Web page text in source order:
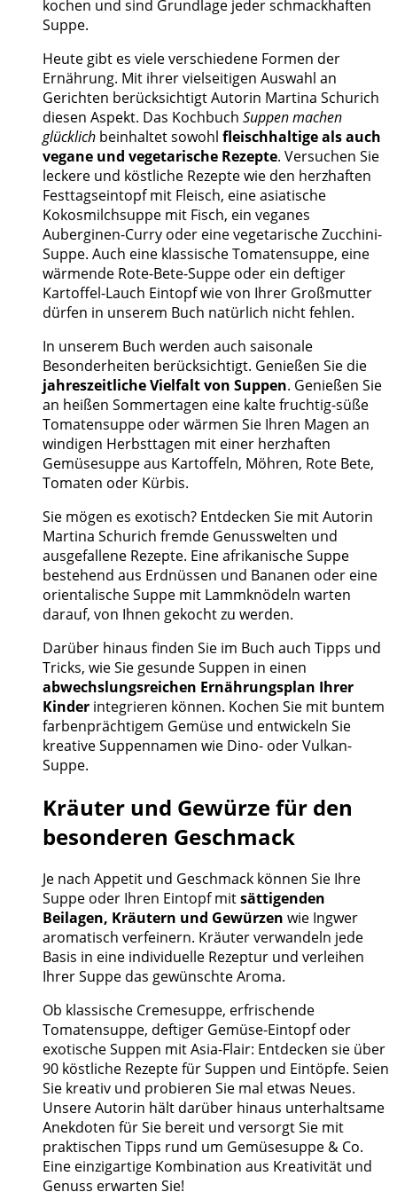
kochen und sind Grundlage jeder schmackhaften
Suppe.
Heute gibt es viele verschiedene Formen der
Ernährung. Mit ihrer vielseitigen Auswahl an
Gerichten berücksichtigt Autorin Martina Schurich
diesen Aspekt. Das Kochbuch Suppen machen
glücklich beinhaltet sowohl fleischhaltige als auch
vegane und vegetarische Rezepte. Versuchen Sie
leckere und köstliche Rezepte wie den herzhaften
Festtagseintopf mit Fleisch, eine asiatische
Kokosmilchsuppe mit Fisch, ein veganes
Auberginen-Curry oder eine vegetarische Zucchini-
Suppe. Auch eine klassische Tomatensuppe, eine
wärmende Rote-Bete-Suppe oder ein deftiger
Kartoffel-Lauch Eintopf wie von Ihrer Großmutter
dürfen in unserem Buch natürlich nicht fehlen.
In unserem Buch werden auch saisonale
Besonderheiten berücksichtigt. Genießen Sie die
jahreszeitliche Vielfalt von Suppen. Genießen Sie
an heißen Sommertagen eine kalte fruchtig-süße
Tomatensuppe oder wärmen Sie Ihren Magen an
windigen Herbsttagen mit einer herzhaften
Gemüsesuppe aus Kartoffeln, Möhren, Rote Bete,
Tomaten oder Kürbis.
Sie mögen es exotisch? Entdecken Sie mit Autorin
Martina Schurich fremde Genusswelten und
ausgefallene Rezepte. Eine afrikanische Suppe
bestehend aus Erdnüssen und Bananen oder eine
orientalische Suppe mit Lammknödeln warten
darauf, von Ihnen gekocht zu werden.
Darüber hinaus finden Sie im Buch auch Tipps und
Tricks, wie Sie gesunde Suppen in einen
abwechslungsreichen Ernährungsplan Ihrer
Kinder integrieren können. Kochen Sie mit buntem
farbenprächtigem Gemüse und entwickeln Sie
kreative Suppennamen wie Dino- oder Vulkan-
Suppe.
Kräuter und Gewürze für den
besonderen Geschmack
Je nach Appetit und Geschmack können Sie Ihre
Suppe oder Ihren Eintopf mitsättigenden
Beilagen, Kräutern und Gewürzen wie Ingwer
aromatisch verfeinern. Kräuter verwandeln jede
Basis in eine individuelle Rezeptur und verleihen
Ihrer Suppe das gewünschte Aroma.
Ob klassische Cremesuppe, erfrischende
Tomatensuppe, deftiger Gemüse-Eintopf oder
exotische Suppen mit Asia-Flair: Entdecken sie über
90 köstliche Rezepte für Suppen und Eintöpfe. Seien
Sie kreativ und probieren Sie mal etwas Neues.
Unsere Autorin hält darüber hinaus unterhaltsame
Anekdoten für Sie bereit und versorgt Sie mit
praktischen Tipps rund um Gemüsesuppe & Co.
Eine einzigartige Kombination aus Kreativität und
Genuss erwarten Sie!